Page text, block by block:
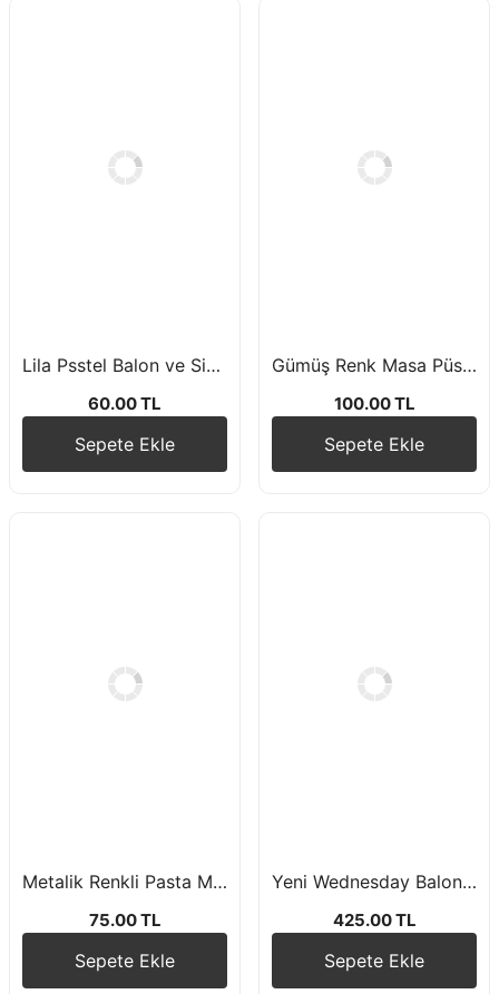
Lila Psstel Balon ve Siyah Pastel Balon Buketi 10 Adet
60.00 TL
Sepete Ekle
Gümüş Renk Masa Püskülü 75*360cm
100.00 TL
Sepete Ekle
Metalik Renkli Pasta Mumu 6'lı
75.00 TL
Sepete Ekle
Yeni Wednesday Balon Zincir Seti
425.00 TL
Sepete Ekle